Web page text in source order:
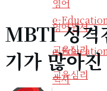
e-
교육심리
역사
영어
영어원서
e-
교육심리
MBTI 성격
기가 많아